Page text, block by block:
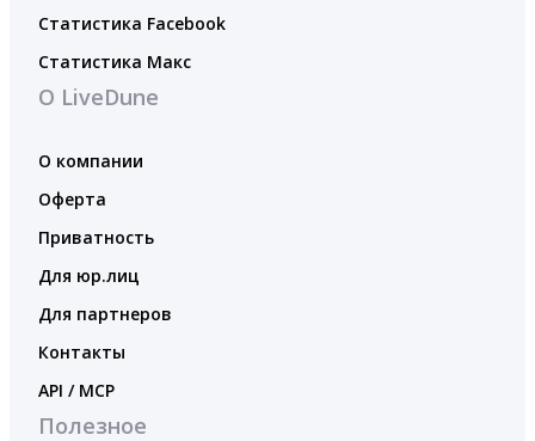
Статистика Facebook
Статистика Макс
О LiveDune
О компании
Оферта
Приватность
Для юр.лиц
Для партнеров
Контакты
API / MCP
Полезное